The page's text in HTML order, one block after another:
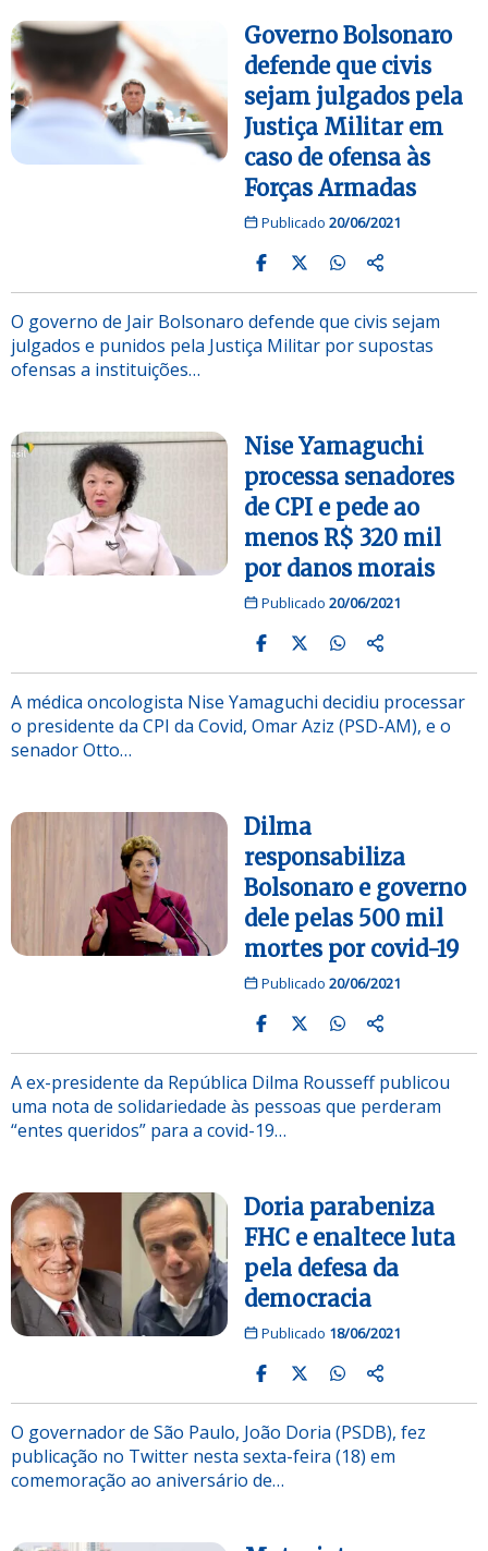
Governo Bolsonaro
defende que civis
sejam julgados pela
Justiça Militar em
caso de ofensa às
Forças Armadas
Publicado 20/06/2021
O governo de Jair Bolsonaro defende que civis sejam
julgados e punidos pela Justiça Militar por supostas
ofensas a instituições…
Nise Yamaguchi
processa senadores
de CPI e pede ao
menos R$ 320 mil
por danos morais
Publicado 20/06/2021
A médica oncologista Nise Yamaguchi decidiu processar
o presidente da CPI da Covid, Omar Aziz (PSD-AM), e o
senador Otto…
Dilma
responsabiliza
Bolsonaro e governo
dele pelas 500 mil
mortes por covid-19
Publicado 20/06/2021
A ex-presidente da República Dilma Rousseff publicou
uma nota de solidariedade às pessoas que perderam
“entes queridos” para a covid-19…
Doria parabeniza
FHC e enaltece luta
pela defesa da
democracia
Publicado 18/06/2021
O governador de São Paulo, João Doria (PSDB), fez
publicação no Twitter nesta sexta-feira (18) em
comemoração ao aniversário de…